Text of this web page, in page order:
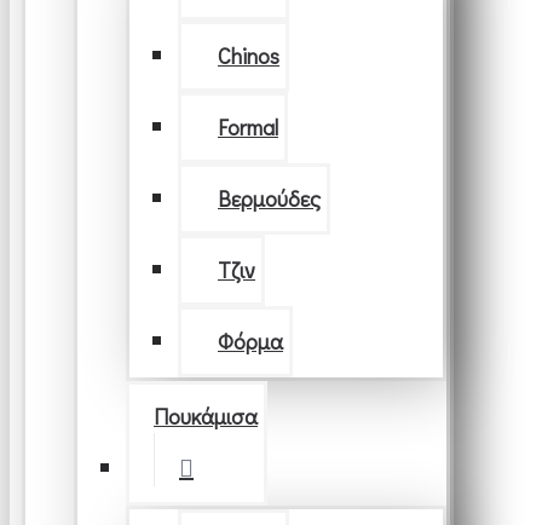
Chinos
Formal
Βερμούδες
Τζιν
Φόρμα
Πουκάμισα